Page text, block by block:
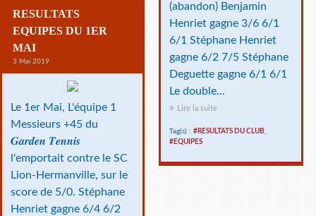
(abandon) Benjamin
Henriet gagne 3/6 6/1
6/1 Stéphane Henriet
gagne 6/2 7/5 Stéphane
Deguette gagne 6/1 6/1
Le double...
Lire la suite
Tag(s) : #RESULTATS DU CLUB,
#EQUIPES
RESULTATS
EQUIPES DU 1ER
MAI
3 Mai 2019
Le 1er Mai, L'équipe 1
Messieurs +45 du
𝑮𝒂𝒓𝒅𝒆𝒏 𝑻𝒆𝒏𝒏𝒊𝒔
l'emportait contre le SC
Lion-Hermanville, sur le
score de 5/0. Stéphane
Henriet gagne 6/4 6/2